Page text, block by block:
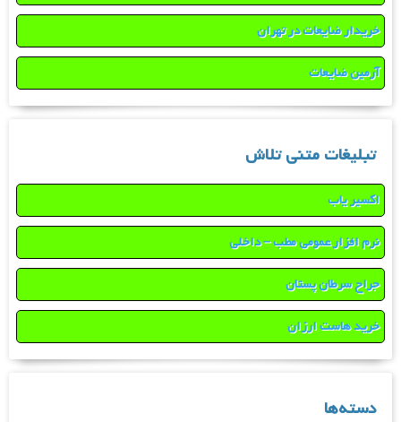
خریدار ضایعات در تهران
آرمین ضایعات
تبلیغات متنی تلاش
اکسیر یاب
نرم افزار عمومی مطب – داخلی
جراح سرطان پستان
خرید هاست ارزان
دسته‌ها